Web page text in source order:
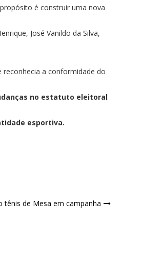
é construir uma nova
José Vanildo da Silva,
a conformidade do
no estatuto eleitoral
esportiva.
tênis de Mesa em campanha